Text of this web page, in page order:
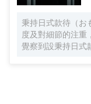
秉持日式款待（お
度及對細節的注重
覺察到設秉持日式
精神，為旅人編
思考，傳遞細膩